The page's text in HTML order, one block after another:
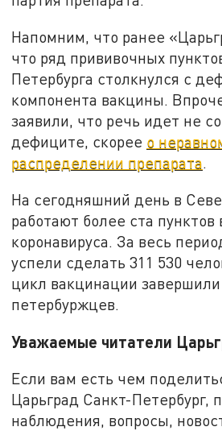
Напомним, что ранее
что ряд прививочных
Петербурга столкнулся с
компонента вакцины.
заявили, что речь идет не
дефиците, скорее о
распределении препарата.
На сегодняшний день в
работают более ста
коронавируса. За весь
успели сделать 311 530
цикл вакцинации завершили
петербуржцев.
Уважаемые читатели
Если вам есть чем
Царьград Санкт-Петербург,
наблюдения, вопросы,